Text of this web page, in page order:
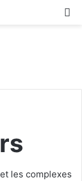
les complexes